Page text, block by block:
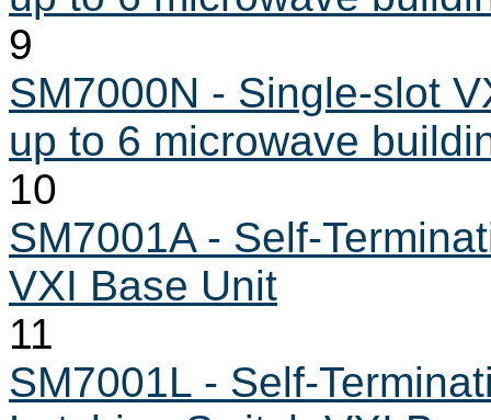
9
SM7000N - Single-slot
up to 6 microwave
10
SM7001A - Self-
VXI Base Unit
11
SM7001L - Self-